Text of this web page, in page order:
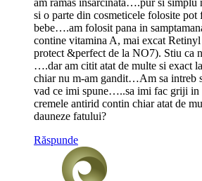
am ramas insarcinata….pur si simplu
si o parte din cosmeticele folosite pot
bebe….am folosit pana in
contine vitamina A, mai excat
protect &perfect de la NO7). Stiu ca
….dar am citit atat de multe si exact
chiar nu m-am gandit…Am sa intreb
vad ce imi spune…..sa imi fac griji in
cremele antirid contin chiar atat de
dauneze fatului?
Răspunde